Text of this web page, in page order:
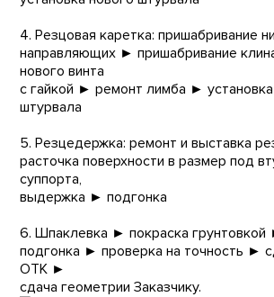
4. Резцовая каретка: пришабривание
направляющих ► пришабривание
нового винта
с гайкой ► ремонт лимба ► установка
штурвала
5. Резцедержка: ремонт и выставка
расточка поверхности в размер под
суппорта,
выдержка ► подгонка
6. Шпаклевка ► покраска
подгонка ► проверка на точность ►
ОТК ►
сдача геометрии Заказчику.